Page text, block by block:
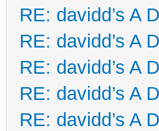
RE: davidd’s A
RE: davidd’s A
RE: davidd’s A
RE: davidd’s A
RE: davidd’s A